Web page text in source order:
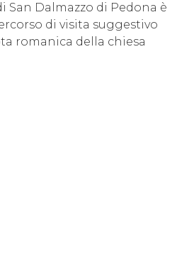
San Dalmazzo di Pedona è
di visita suggestivo
romanica della chiesa